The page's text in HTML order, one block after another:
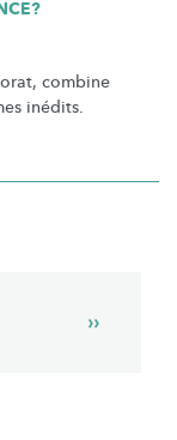
combine
inédits.
Next
››